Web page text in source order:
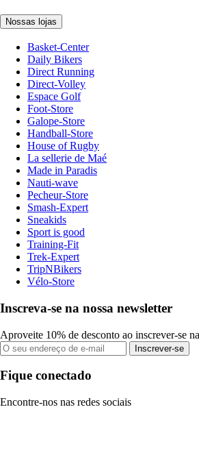
Nossas lojas
Basket-Center
Daily Bikers
Direct Running
Direct-Volley
Espace Golf
Foot-Store
Galope-Store
Handball-Store
House of Rugby
La sellerie de Maé
Made in Paradis
Nauti-wave
Pecheur-Store
Smash-Expert
Sneakids
Sport is good
Training-Fit
Trek-Expert
TripNBikers
Vélo-Store
Inscreva-se na nossa newsletter
Aproveite 10% de desconto ao inscrever-se
Inscrever-se
Fique conectado
Encontre-nos nas redes sociais